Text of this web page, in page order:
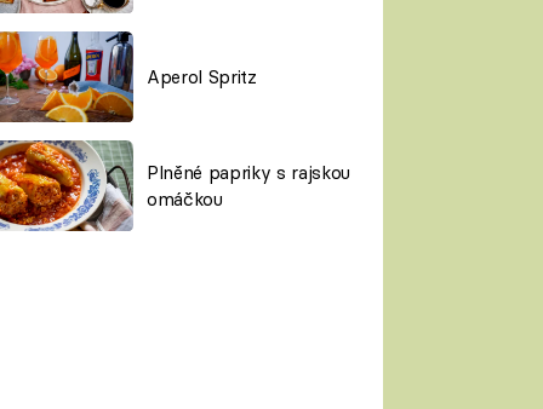
Aperol Spritz
Plněné papriky s rajskou
omáčkou